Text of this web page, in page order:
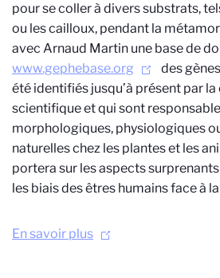
pour se coller à divers substrats,
ou les cailloux, pendant la
avec Arnaud Martin une base de
www.gephebase.org
des
été identifiés jusqu’à présent par
scientifique et qui sont
morphologiques, physiologiques
naturelles chez les plantes et les
portera sur les aspects
les biais des êtres humains face à
En savoir plus